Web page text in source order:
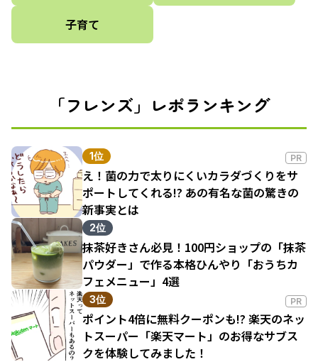
子育て
「フレンズ」レポランキング
1位 PR
え！菌の力で太りにくいカラダづくりをサ
ポートしてくれる!? あの有名な菌の驚きの
新事実とは
2位
抹茶好きさん必見！100円ショップの「抹茶
パウダー」で作る本格ひんやり「おうちカ
フェメニュー」4選
3位 PR
ポイント4倍に無料クーポンも!? 楽天のネッ
トスーパー「楽天マート」のお得なサブス
クを体験してみました！